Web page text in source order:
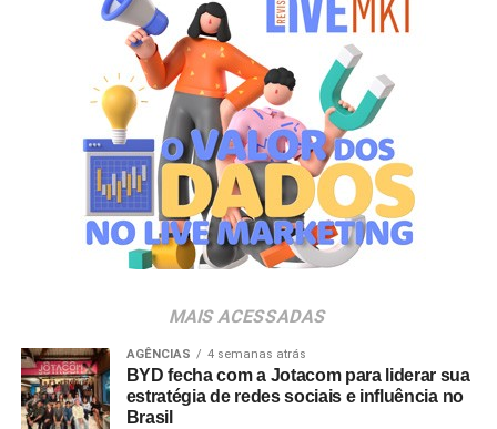
cidade maravilhosa”, destaca Marcio Esher, sócio, diretor
de negócios e marketing da Holding Clube e gestor do
A produção do evento é assinada pela agência Banco_
em parceria com a Storymakers e a Cross Networking,
empresas pertencentes ao ecossistema da Holding
Clube. O projeto criativo mantém a assinatura “Brasil na
Veia”, conceito focado na valorização da cultura nacional,
da música e da hospitalidade carioca.
no canal oficial da Ticketmaster, com lote inicial a partir
de R$ 3.950,00. As demais atualizações e atrações do
evento serão divulgadas nos canais oficiais do camarote
nos próximos meses.
MAIS ACESSADAS
AGÊNCIAS 4 semanas atrás
BYD fecha com a Jotacom para liderar sua
estratégia de redes sociais e influência no
Brasil